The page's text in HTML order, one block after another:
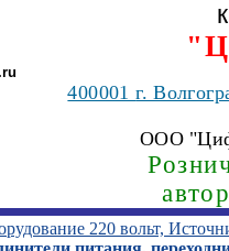
400001г.
ООО
220 вольт,